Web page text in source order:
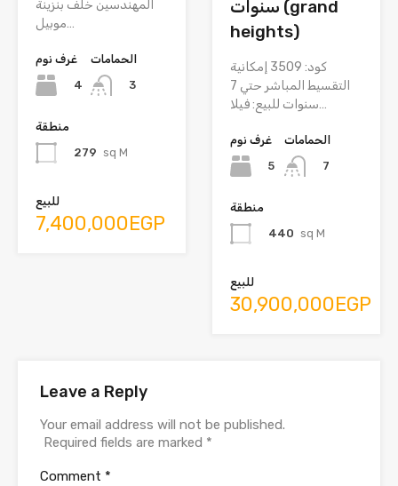
المهندسين خلف بنزينة
موبيل…
غرف نوم
4
الحمامات
3
منطقة
279 sq M
للبيع
7,400,000EGP
سنوات (grand
heights)
كود: 3509 إمكانية
التقسيط المباشر حتي 7
سنوات للبيع: فيلا…
غرف نوم
5
الحمامات
7
منطقة
440 sq M
للبيع
30,900,000EGP
Leave a Reply
Your email address will not be published.
Required fields are marked *
Comment *